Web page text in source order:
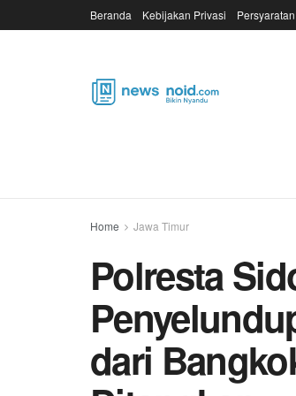
Beranda Kebijakan Privasi
Home Jawa Timur
Polresta
dari